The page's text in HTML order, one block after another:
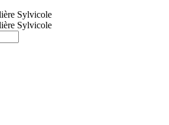
Sylvicole
Sylvicole